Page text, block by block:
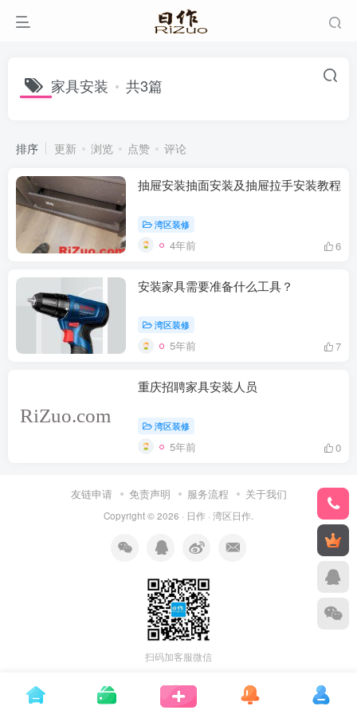
家具安装 共3篇
排序 更新 浏览 点赞 评论
抽屉安装抽面安装及抽屉拉手安装教程
湾区装修
4年前 6
安装家具需要准备什么工具？
湾区装修
5年前 7
重庆招聘家具安装人员
湾区装修
5年前 0
友链申请 免责声明 服务流程 关于我们
Copyright © 2026 · 日作 · 湾区日作
扫码加客服微信